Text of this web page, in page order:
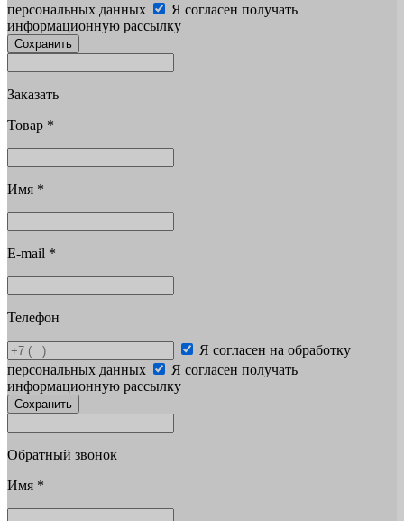
персональных данных
Я согласен получать
информационную рассылку
Сохранить
Заказать
Товар *
Имя *
E-mail *
Телефон
Я согласен на обработку
персональных данных
Я согласен получать
информационную рассылку
Сохранить
Обратный звонок
Имя *